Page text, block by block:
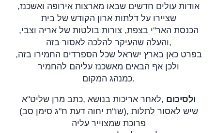
אודות עולים חדשים שבאו מארצות אירופה ואשכנז,
שציירו על דלתות ארון הקודש של בית
הכנסת האר"י בצפת, צורות בולטות של אריה וצבי,
והעלה שהעיקר להלכה לאסור בזה,
בפרט כאן בארץ ישראל שכל הספרדים החמירו בזה,
ולכן אף הבאים מאשכנז עליהם להחמיר
כמנהג המקום.
ולסיכום ,לאחר אריכות בנושא ,כתב מרן שליט"א
(שו"ת יחוה דעת ח"ג סימן סב), שיש לאסור לתלות
פרוכת שמצוייר עליה